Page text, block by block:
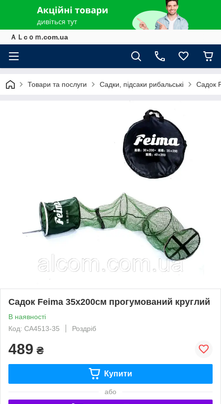
ＡＬcｏｍ.com.ua
Товари та послуги Садки, підсаки рибальські Садок
Садок Feima 35x200см прогумований круглий
В наявності
Код: СА4513-35
Роздріб
489 ₴
Купити
або